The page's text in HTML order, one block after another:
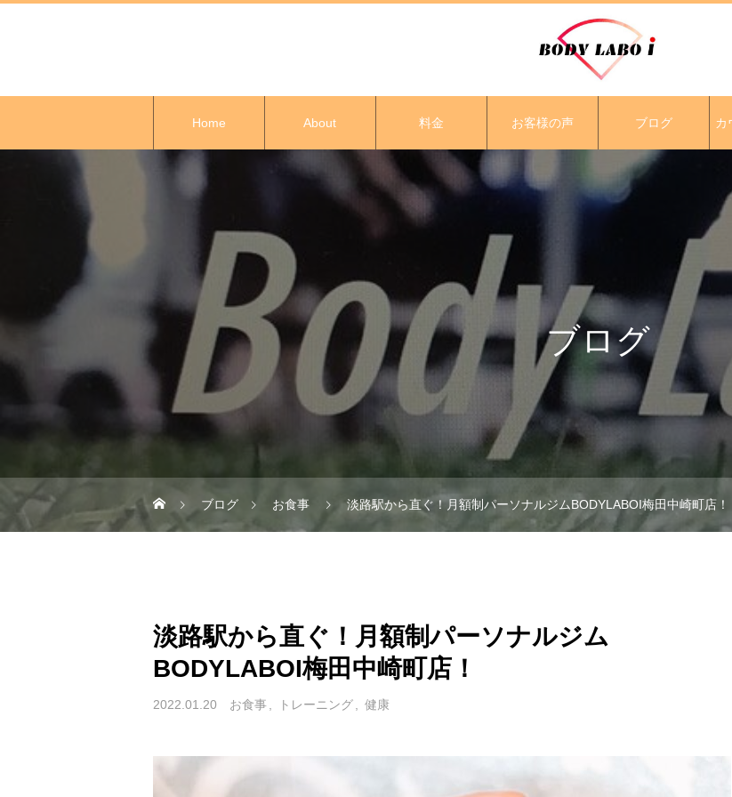
Home About 料金 お客様の声 ブログ カ
ブログ
ブログ お食事 淡路駅から直ぐ！月額制パーソナルジムBODYLABOI梅田中崎町店！
淡路駅から直ぐ！月額制パーソナルジム
BODYLABOI梅田中崎町店！
2022.01.20 お食事 トレーニング 健康